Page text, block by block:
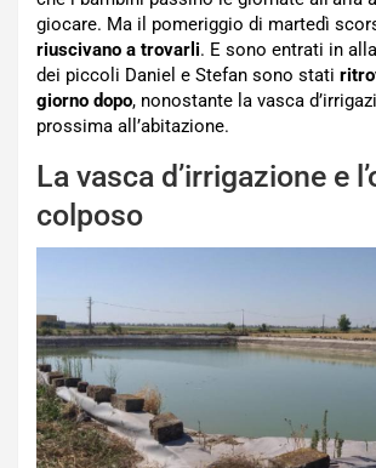
giocare. Ma il pomeriggio di martedì
riuscivano a trovarli. E sono entrati in
dei piccoli Daniel e Stefan sono stati
giorno dopo, nonostante la vasca
prossima all’abitazione.
La vasca d’irrigazione e
colposo